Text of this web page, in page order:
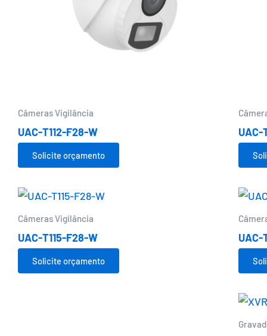
Câmeras Vigilância
UAC-T112-F28-W
Solicite orçamento
UAC-
Câmeras Vigilância
UAC-T115-F28-W
Solicite orçamento
UAC-